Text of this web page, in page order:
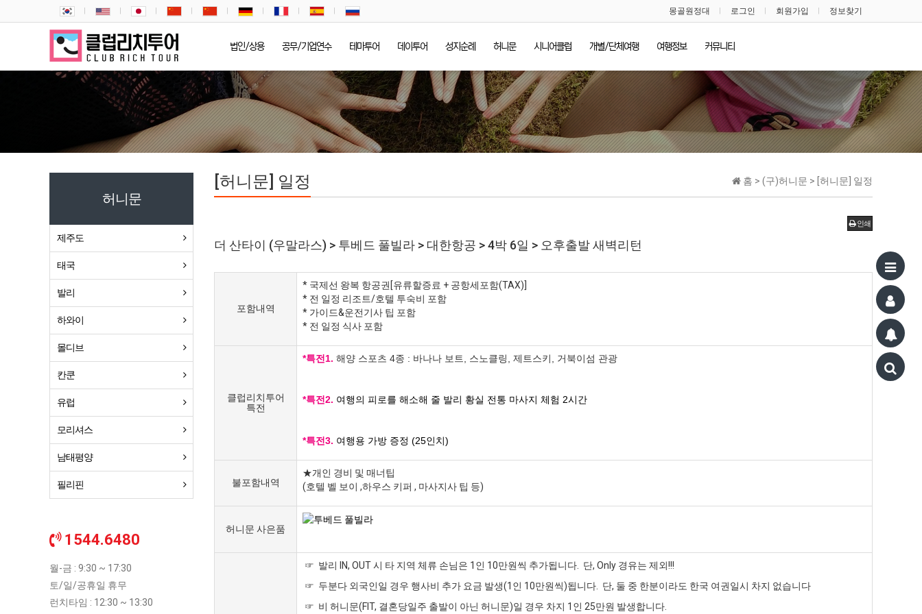
몽골원정대 로그인 회원가입 정보찾기
법인/상용 공무/기업연수 테마투어 데이투어 성지순례 허니문 시니어클럽 개별/단체여행 여행정보 커뮤니티
홈 > (구)허니문 > [허니문] 일정
[허니문] 일정
인쇄
더 산타이 (우말라스) > 투베드 풀빌라 > 대한항공 > 4박 6일 > 오후출발 새벽리턴
포함내역
* 국제선 왕복 항공권[유류할증료 + 공항세포함(TAX)]
* 전 일정 리조트/호텔 투숙비 포함
* 가이드&운전기사 팁 포함
* 전 일정 식사 포함​
클럽리치투어
특전
*특전1. 해양 스포츠 4종 : 바나나 보트, 스노클링, 제트스키, 거북이섬 관광
*특전2. 여행의 피로를 해소해 줄 발리 황실 전통 마사지 체험 2시간
*특전3. 여행용 가방 증정 (25인치)
불포함내역
★개인 경비 및 매너팁
(호텔 벨 보이 ,하우스 키퍼 , 마사지사 팁 등)
허니문 사은품
☞ 발리 IN, OUT 시 타 지역 체류 손님은 1인 10만원씩 추가됩니다. 단, Only 경유는 제외!!!
☞ 두분다 외국인일 경우 행사비 추가 요금 발생(1인 10만원씩)됩니다. 단, 둘 중 한분이라도 한국 여권일시 차지 없습니다
☞ 비 허니문(FIT, 결혼당일주 출발이 아닌 허니문)일 경우 차지 1인 25만원 발생합니다.
허니문
제주도
태국
발리
하와이
몰디브
칸쿤
유럽
모리셔스
남태평양
필리핀
1544.6480
월-금 : 9:30 ~ 17:30
토/일/공휴일 휴무
런치타임 : 12:30 ~ 13:30